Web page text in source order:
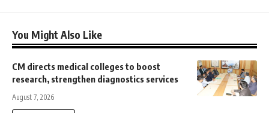
You Might Also Like
CM directs medical colleges to boost
research, strengthen diagnostics services
August 7, 2026